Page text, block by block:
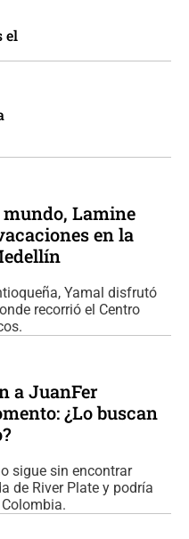
el
Lamine
en la
Yamal disfrutó
recorrió el Centro
a JuanFer
¿Lo buscan
sigue sin encontrar
de River Plate y podría